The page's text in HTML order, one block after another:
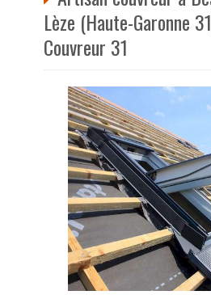
Lèze (Haute-Garonne
Couvreur 31